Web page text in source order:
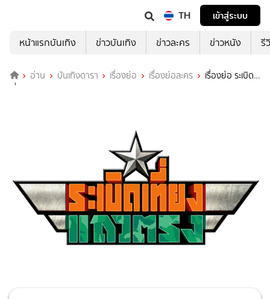
TH
เข้าสู่ระบบ
หน้าแรกบันเทิง
ข่าวบันเทิง ข่าวละคร ข่าวหนัง รี
อ่าน บันเทิงดารา เรื่องย่อ เรื่องย่อละคร
เรื่องย่อ ระเบิด
เที่ยงแถวตรง